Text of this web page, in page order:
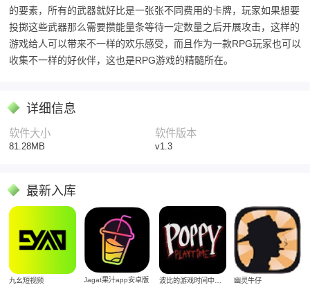
的要素，所有的武器就好比是一张张不同费用的卡牌，玩家如果想要
投掷这些武器那么需要攒能量条等待一定数量之后开展攻击，这样的
游戏给人可以带来不一样的欢乐感受，而且作为一款RPG玩家也可以
收集不一样的好伙伴，这也是RPG游戏的精髓所在。
详细信息
软件大小
81.28MB
软件版本
v1.3
最新入库
九幺短视频 Jagat果汁app安卓版 波比的游戏时间中文版 幽灵牛仔